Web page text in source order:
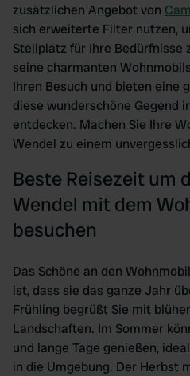
zusätzlichen Angebot von
sich erweiterte Filter nutzen,
Stellplatz für Ihre Bedürfnisse
seine charmanten
Ihren Besuch und bieten eine
diese wunderschöne Gegend
entdecken. Machen Sie Ihre
Wendel zu einem
Beste Reisezeit um
Wendel mit dem
besuchen
Das Schöne an den
ist, dass sie das ganze Jahr
Frühling begrüßt Sie mit
Landschaften. Im Sommer
und lange Tage genießen,
in die Umgebung. Der Herbst